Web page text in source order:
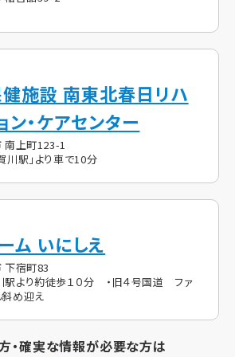
施設 南東北春日リハ
ン・ケアセンター
南上町123-1
川駅」より車で10分
ム いにしえ
下宿町83
駅より約徒歩１０分 ・旧４号国道 ファ
斜め迎え
・確実な情報が必要な方は